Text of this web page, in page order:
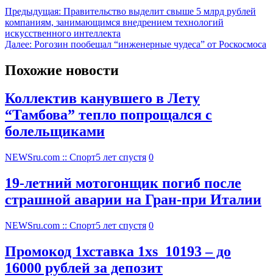
Предыдущая: Правительство выделит свыше 5 млрд рублей
компаниям, занимающимся внедрением технологий
искусственного интеллекта
Далее: Рогозин пообещал “инженерные чудеса” от Роскосмоса
Похожие новости
Коллектив канувшего в Лету
“Тамбова” тепло попрощался с
болельщиками
NEWSru.com :: Спорт5 лет спустя 0
19-летний мотогонщик погиб после
страшной аварии на Гран-при Италии
NEWSru.com :: Спорт5 лет спустя 0
Промокод 1хставка 1xs_10193 – до
16000 рублей за депозит